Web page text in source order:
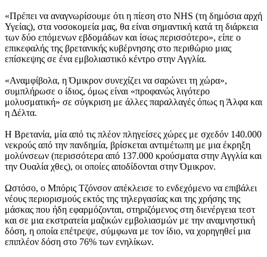
«Πρέπει να αναγνωρίσουμε ότι η πίεση στο NHS (τη δημόσια αρχή
Υγείας), στα νοσοκομεία μας, θα είναι σημαντική κατά τη διάρκεια
των δύο επόμενων εβδομάδων και ίσως περισσότερο», είπε ο
επικεφαλής της βρετανικής κυβέρνησης στο περιθώριο μιας
επίσκεψης σε ένα εμβολιαστικό κέντρο στην Αγγλία.
«Αναμφίβολα, η Όμικρον συνεχίζει να σαρώνει τη χώρα»,
συμπλήρωσε ο ίδιος, όμως είναι «προφανώς λιγότερο
μολυσματική» σε σύγκριση με άλλες παραλλαγές όπως η Άλφα και
η Δέλτα.
Η Βρετανία, μία από τις πλέον πληγείσες χώρες με σχεδόν 140.000
νεκρούς από την πανδημία, βρίσκεται αντιμέτωπη με μια έκρηξη
μολύνσεων (περισσότερα από 137.000 κρούσματα στην Αγγλία και
την Ουαλία χθες), οι οποίες αποδίδονται στην Όμικρον.
Ωστόσο, ο Μπόρις Τζόνσον απέκλεισε το ενδεχόμενο να επιβάλει
νέους περιορισμούς εκτός της τηλεργασίας και της χρήσης της
μάσκας που ήδη εφαρμόζονται, στηριζόμενος στη διενέργεια τεστ
και σε μια εκστρατεία μαζικών εμβολιασμών με την αναμνηστική
δόση, η οποία επέτρεψε, σύμφωνα με τον ίδιο, να χορηγηθεί μια
επιπλέον δόση στο 76% των ενηλίκων.